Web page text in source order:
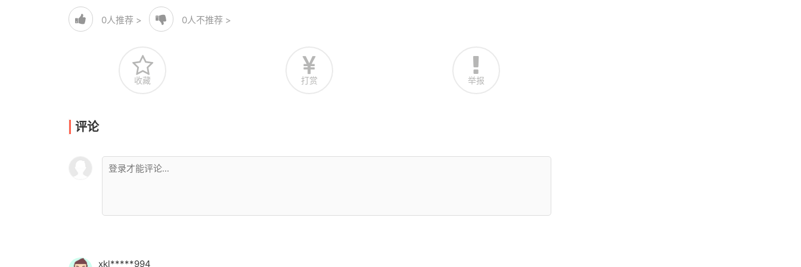
0人推荐 > 0人不推荐 >
收藏 打赏 举报
评论
xkl*****994